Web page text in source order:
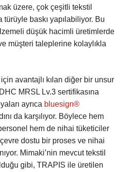
üzere, çok çeşitli tekstil
baskı yapılabiliyor. Bu
düşük hacimli üretimlerde
müşteri taleplerine kolaylıkla
avantajlı kılan diğer bir unsur
MRSL Lv.3 sertifikasına
ayrıca bluesign®
da karşılıyor. Böylece hem
hem de nihai tüketiciler
dostu bir proses ve nihai
Mimaki’nin mevcut tekstil
gibi, TRAPIS ile üretilen